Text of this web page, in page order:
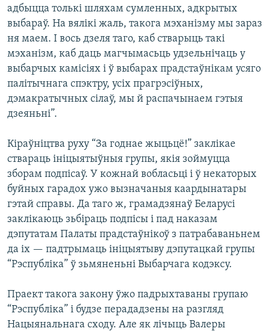
адбыцца толькі шляхам сумленных, адкрытых
выбараў. На вялікі жаль, такога мэханізму мы зараз
ня маем. І вось дзеля таго, каб стварыць такі
мэханізм, каб даць магчымасьць удзельнічаць у
выбарчых камісіях і ў выбарах прадстаўнікам усяго
палітычнага спэктру, усіх прагрэсіўных,
дэмакратычных сілаў, мы й распачынаем гэтыя
дзеяньні”.
Кіраўніцтва руху “За годнае жыцьцё!” заклікае
ствараць ініцыятыўныя групы, якія зоймуцца
зборам подпісаў. У кожнай вобласьці і ў некаторых
буйных гарадох ужо вызначаныя каардынатары
гэтай справы. Да таго ж, грамадзянаў Беларусі
заклікаюць зьбіраць подпісы і пад наказам
дэпутатам Палаты прадстаўнікоў з патрабаваньнем
да іх — падтрымаць ініцыятыву дэпутацкай групы
“Рэспубліка” ў зьмяненьні Выбарчага кодэксу.
Праект такога закону ўжо падрыхтаваны групаю
“Рэспубліка” і будзе перададзены на разгляд
Нацыянальнага сходу. Але як лічыць Валеры